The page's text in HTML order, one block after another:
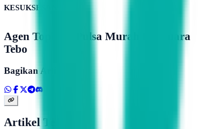
KESUKSESAN
Agen Topindo Pulsa Murah Di Muara
Tebo
Bagikan Artikel
Artikel Terkait